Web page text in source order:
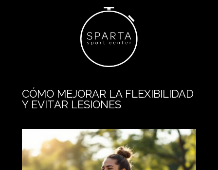
CÓMO MEJORAR LA FLEXIBILIDAD
Y EVITAR LESIONES